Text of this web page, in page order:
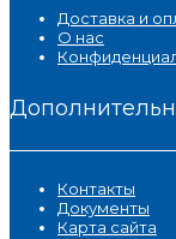
Доставка и
О нас
Контакты
Документы
Карта сайта